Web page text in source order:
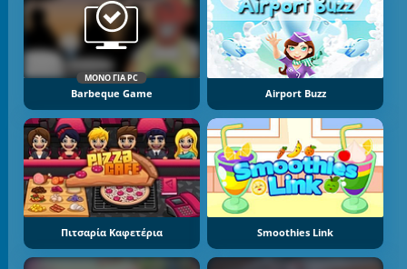
ΜΌΝΟ ΓΙΑ PC
Barbeque Game Airport Buzz
Πιτσαρία Καφετέρια Smoothies Link